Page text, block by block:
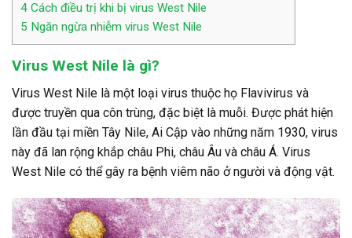
4 Cách điều trị khi bị virus West Nile
5 Ngăn ngừa nhiễm virus West Nile
Virus West Nile là gì?
Virus West Nile là một loại virus thuộc họ Flavivirus và
được truyền qua côn trùng, đặc biệt là muỗi. Được phát hiện
lần đầu tại miền Tây Nile, Ai Cập vào những năm 1930, virus
này đã lan rộng khắp châu Phi, châu Âu và châu Á. Virus
West Nile có thể gây ra bệnh viêm não ở người và động vật.